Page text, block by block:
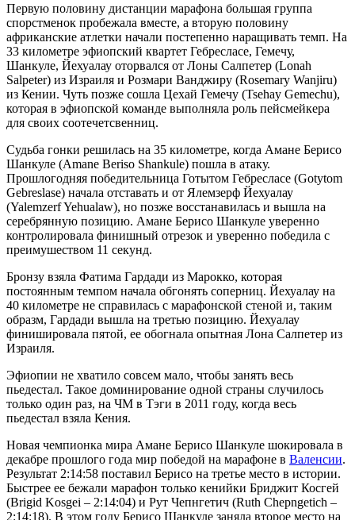
Первую половину дистанции марафона большая группа
спорстменок пробежала вместе, а вторую половину
африканские атлетки начали постепенно наращивать темп. На
33 километре эфиопский квартет Гебресласе, Гемечу,
Шанкуле, Йехуалау оторвался от Лоны Салпетер (Lonah
Salpeter) из Израиля и Розмари Ванджиру (Rosemary Wanjiru)
из Кении. Чуть позже сошла Цехай Гемечу (Tsehay Gemechu),
которая в эфиопской команде выполняла роль пейсмейкера
для своих соотечетсвенниц.
Судьба гонки решилась на 35 километре, когда Амане Берисо
Шанкуле (Amane Beriso Shankule) пошла в атаку.
Прошлогодняя победительница Готытом Гебресласе (Gotytom
Gebreslase) начала отставать и от Ялемзерф Йехуалау
(Yalemzerf Yehualaw), но позже восстанавилась и вышла на
серебрянную позицию. Амане Берисо Шанкуле уверенно
контролировала финишный отрезок и уверенно победила с
преимушеством 11 секунд.
Бронзу взяла Фатима Гардади из Марокко, которая
постоянным темпом начала обгонять соперниц. Йехуалау на
40 километре не справилась с марафонской стеной и, таким
образм, Гардади вышла на третью позицию. Йехуалау
финишировала пятой, ее обогнала опытная Лона Салпетер из
Израиля.
Эфиопии не хватило совсем мало, чтобы занять весь
пьедестал. Такое доминирование одной страны случилось
только один раз, на ЧМ в Тэги в 2011 году, когда весь
пьедестал взяла Кения.
Новая чемпионка мира Амане Берисо Шанкуле шокировала в
декабре прошлого года мир победой на марафоне в Валенсии.
Результат 2:14:58 поставил Берисо на третье место в истории.
Быстрее ее бежали марафон только кенийки Бриджит Косгей
(Brigid Kosgei – 2:14:04) и Рут Чепнгетич (Ruth Chepngetich –
2:14:18). В этом году Берисо Шанкуле заняла второе место на